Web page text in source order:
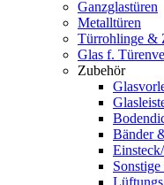
Ganzglastüren
Metalltüren
Türrohlinge &
Glas f.
Zubehör
Bänder